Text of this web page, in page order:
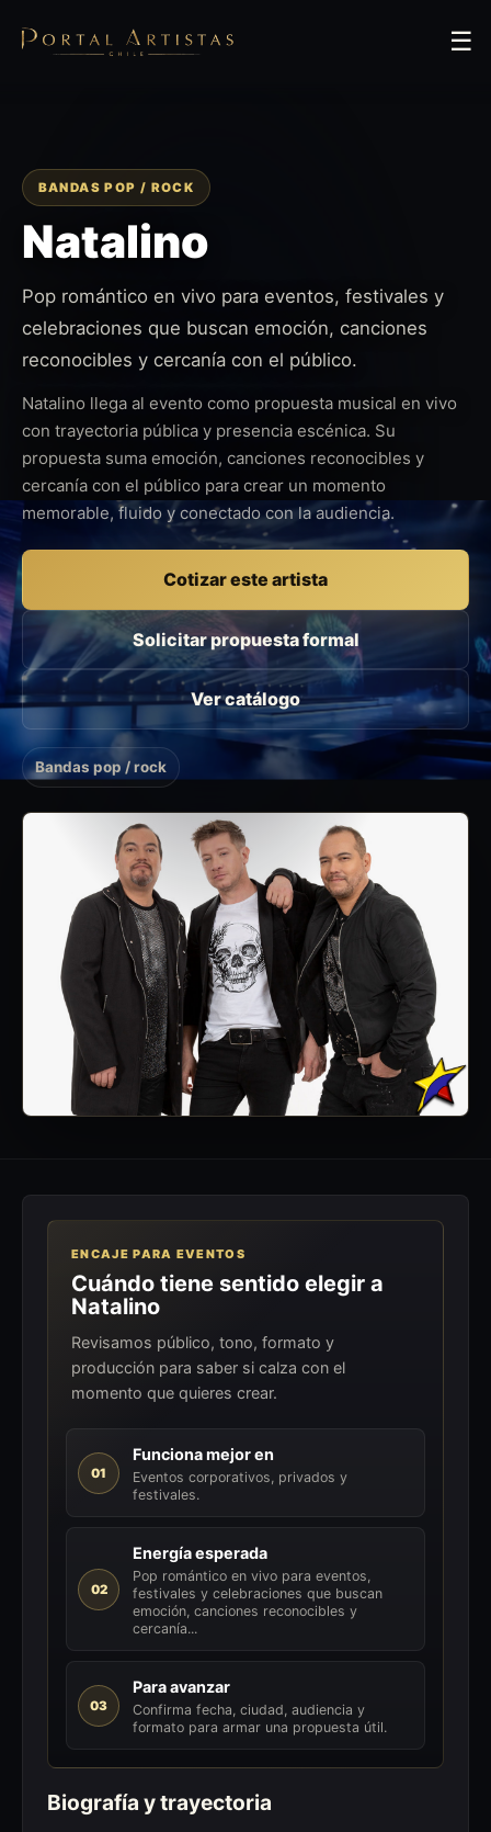
☰
BANDAS POP / ROCK
Natalino
Pop romántico en vivo para eventos, festivales y
celebraciones que buscan emoción, canciones
reconocibles y cercanía con el público.
Natalino llega al evento como propuesta musical en vivo
con trayectoria pública y presencia escénica. Su
propuesta suma emoción, canciones reconocibles y
cercanía con el público para crear un momento
memorable, fluido y conectado con la audiencia.
Cotizar este artista
Solicitar propuesta formal
Ver catálogo
Bandas pop / rock
ENCAJE PARA EVENTOS
Cuándo tiene sentido elegir a
Natalino
Revisamos público, tono, formato y
producción para saber si calza con el
momento que quieres crear.
01
Funciona mejor en
Eventos corporativos, privados y
festivales.
02
Energía esperada
Pop romántico en vivo para eventos,
festivales y celebraciones que buscan
emoción, canciones reconocibles y
cercanía...
03
Para avanzar
Confirma fecha, ciudad, audiencia y
formato para armar una propuesta útil.
Biografía y trayectoria